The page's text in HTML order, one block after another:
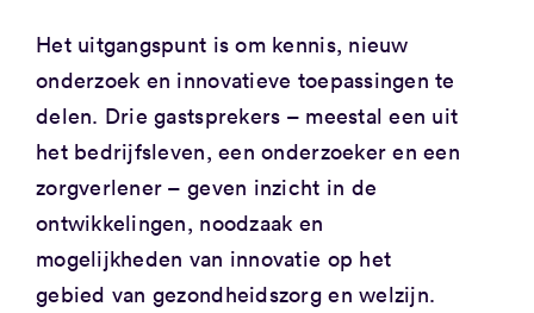
Het uitgangspunt is om kennis, nieuw
onderzoek en innovatieve toepassingen te
delen. Drie gastsprekers – meestal een uit
het bedrijfsleven, een onderzoeker en een
zorgverlener – geven inzicht in de
ontwikkelingen, noodzaak en
mogelijkheden van innovatie op het
gebied van gezondheidszorg en welzijn.